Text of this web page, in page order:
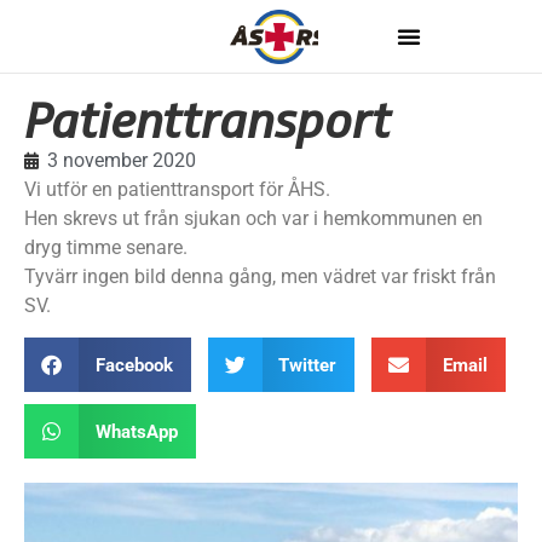
Patienttransport
3 november 2020
Vi utför en patienttransport för ÅHS.
Hen skrevs ut från sjukan och var i hemkommunen en
dryg timme senare.
Tyvärr ingen bild denna gång, men vädret var friskt från
SV.
Facebook Twitter Email
WhatsApp